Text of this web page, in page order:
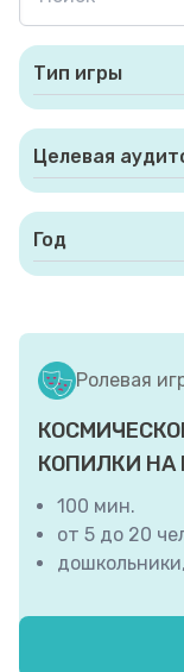
Тип игры
Целевая
Год
Ролевая
КОПИЛКИ НА
100 мин.
от 5 до 20